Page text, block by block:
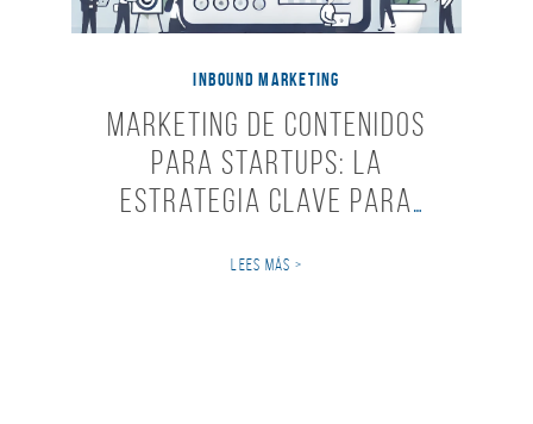
INBOUND MARKETING
Marketing de contenidos
para startups: la
estrategia clave para
LEES MÁS >